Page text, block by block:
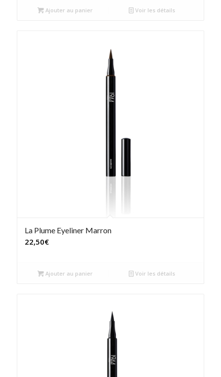
Ajouter au panier Voir les détails
La Plume Eyeliner Marron
22,50€
Ajouter au panier Voir les détails